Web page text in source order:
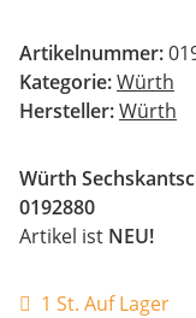
Artikelnummer:
Kategorie:Würth
Hersteller:Würth
Würth
0192880
Artikel ist NEU!
1 St. Auf Lager